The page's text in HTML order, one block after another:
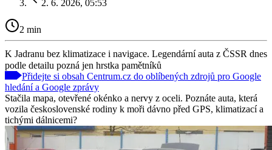
2. 6. 2026, 05:53
2 min
K Jadranu bez klimatizace i navigace. Legendární auta z ČSSR dnes
podle detailu pozná jen hrstka pamětníků
Přidejte si obsah Centrum.cz do oblíbených zdrojů pro Google
hledání a Google zprávy
Stačila mapa, otevřené okénko a nervy z oceli. Poznáte auta, která
vozila československé rodiny k moři dávno před GPS, klimatizací a
tichými dálnicemi?